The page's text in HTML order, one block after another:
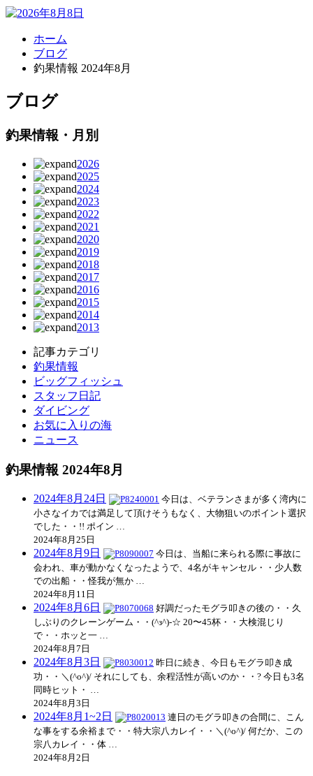
ホーム
ブログ
釣果情報 2024年8月
ブログ
釣果情報・月別
2026
2025
2024
2023
2022
2021
2020
2019
2018
2017
2016
2015
2014
2013
記事カテゴリ
釣果情報
ビッグフィッシュ
スタッフ日記
ダイビング
お気に入りの海
ニュース
釣果情報 2024年8月
2024年8月24日
今日は、ベテランさまが多く湾内に
小さなイカでは満足して頂けそうもなく、大物狙いのポイント選択
でした・・!! ポイン …
2024年8月25日
2024年8月9日
今日は、当船に来られる際に事故に
会われ、車が動かなくなったようで、4名がキャンセル・・少人数
での出船・・怪我が無か …
2024年8月11日
2024年8月6日
好調だったモグラ叩きの後の・・久
しぶりのクレーンゲーム・・(^з^)-☆ 20〜45杯・・大検混じり
で・・ホッと一 …
2024年8月7日
2024年8月3日
昨日に続き、今日もモグラ叩き成
功・・＼(^o^)/ それにしても、余程活性が高いのか・・? 今日も3名
同時ヒット・ …
2024年8月3日
2024年8月1~2日
連日のモグラ叩きの合間に、こん
な事をする余裕まで・・特大宗八カレイ・・＼(^o^)/ 何だか、この
宗八カレイ・・体 …
2024年8月2日